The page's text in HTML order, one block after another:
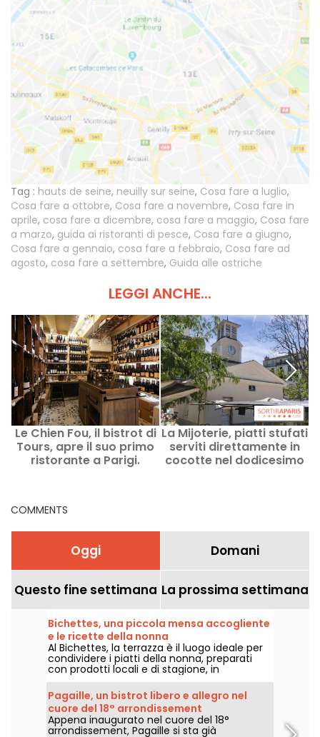
Tag : hauts de seine, neuilly sur seine, Cosa fare a luglio,
Cosa fare a ottobre, Cosa fare a novembre, Cosa fare in
aprile, cosa fare a dicembre, cosa fare a maggio, Cosa fare
a marzo, guida ai ristoranti di pesce, Cosa fare a giugno,
Cosa fare a gennaio, cosa fare a febbraio, Cosa fare ad
agosto, cosa fare a settembre, Guida alle ostriche
LEGGI ANCHE...
Le Chien Fou, il bistrot di
Tours, apre il suo primo
ristorante a Parigi.
La Mijoterie, piatti stufati
serviti direttamente in
cocotte nel dodicesimo
COMMENTS
Oggi Domani
Questo fine settimana La prossima settimana
Bichettes, una piccola mensa accogliente
e le ricette della nonna
Al Bichettes, la terrazza è il luogo ideale per
condividere i piatti della nonna, preparati
con prodotti locali e di stagione, in
un'atmosfera ultra-conviviale. Cibo
semplice e confortante!
Pagaille, un bistrot libero e allegro nel
cuore del 18° arrondissement
Appena inaugurato nel cuore del 18°
arrondissement, Pagaille si sta già